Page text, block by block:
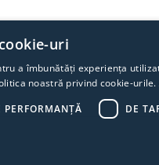
uri
a îmbunătăți experiența
noastră privind cookie-urile.
PERFORMANȚĂ DE